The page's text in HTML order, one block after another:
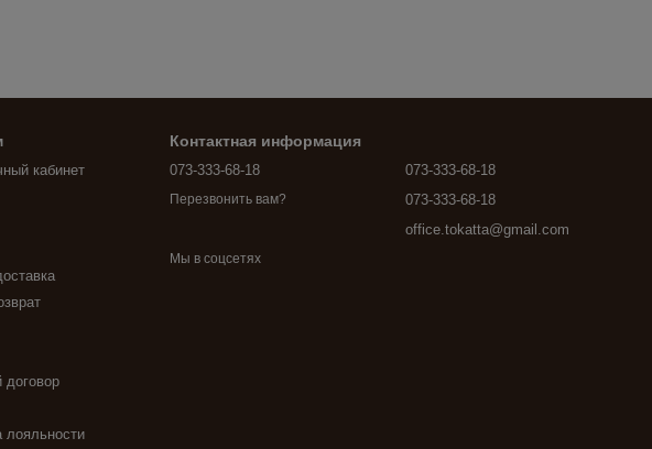
кабинет
договор
лояльности
Контактная информация
073-333-68-18
Перезвонить вам?
073-333-68-18
073-333-68-18
office.tokatta@gmail.com
Мы в соцсетях